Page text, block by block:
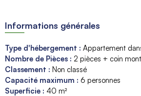
Informations générales
Type d'hébergement : Appartement
Nombre de Pièces : 2 pièces + coin
Classement : Non classé
Capacité maximum : 6 personnes
Superficie : 40 m²